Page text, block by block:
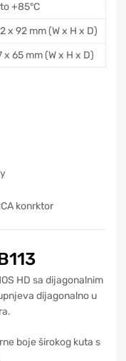
+85°C
x 92 mm (W x H x D)
x 65 mm (W x H x D)
konrktor
HD sa dijagonalnim
dijagonalno u
boje širokog kuta s